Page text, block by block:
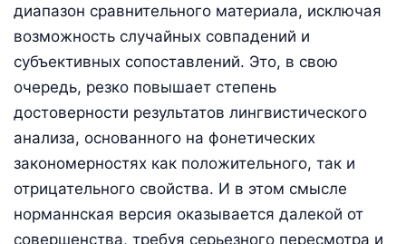
диапазон сравнительного материала, исключая
возможность случайных совпадений и
субъективных сопоставлений. Это, в свою
очередь, резко повышает степень
достоверности результатов лингвистического
анализа, основанного на фонетических
закономерностях как положительного, так и
отрицательного свойства. И в этом смысле
норманнская версия оказывается далекой от
совершенства, требуя серьезного пересмотра и